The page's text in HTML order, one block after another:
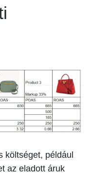
költséget, például
az eladott áruk